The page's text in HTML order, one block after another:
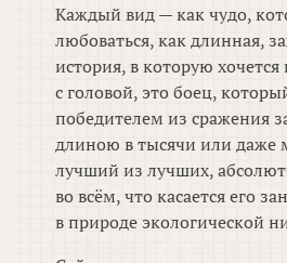
Каждый вид — как чудо,
любоваться, как длинная,
история, в которую хочется
с головой, это боец,
победителем из сражения
длиною в тысячи или даже
лучший из лучших,
во всём, что касается его
в природе экологической